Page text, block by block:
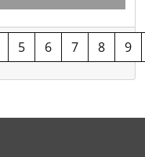
5 6 7 8 9